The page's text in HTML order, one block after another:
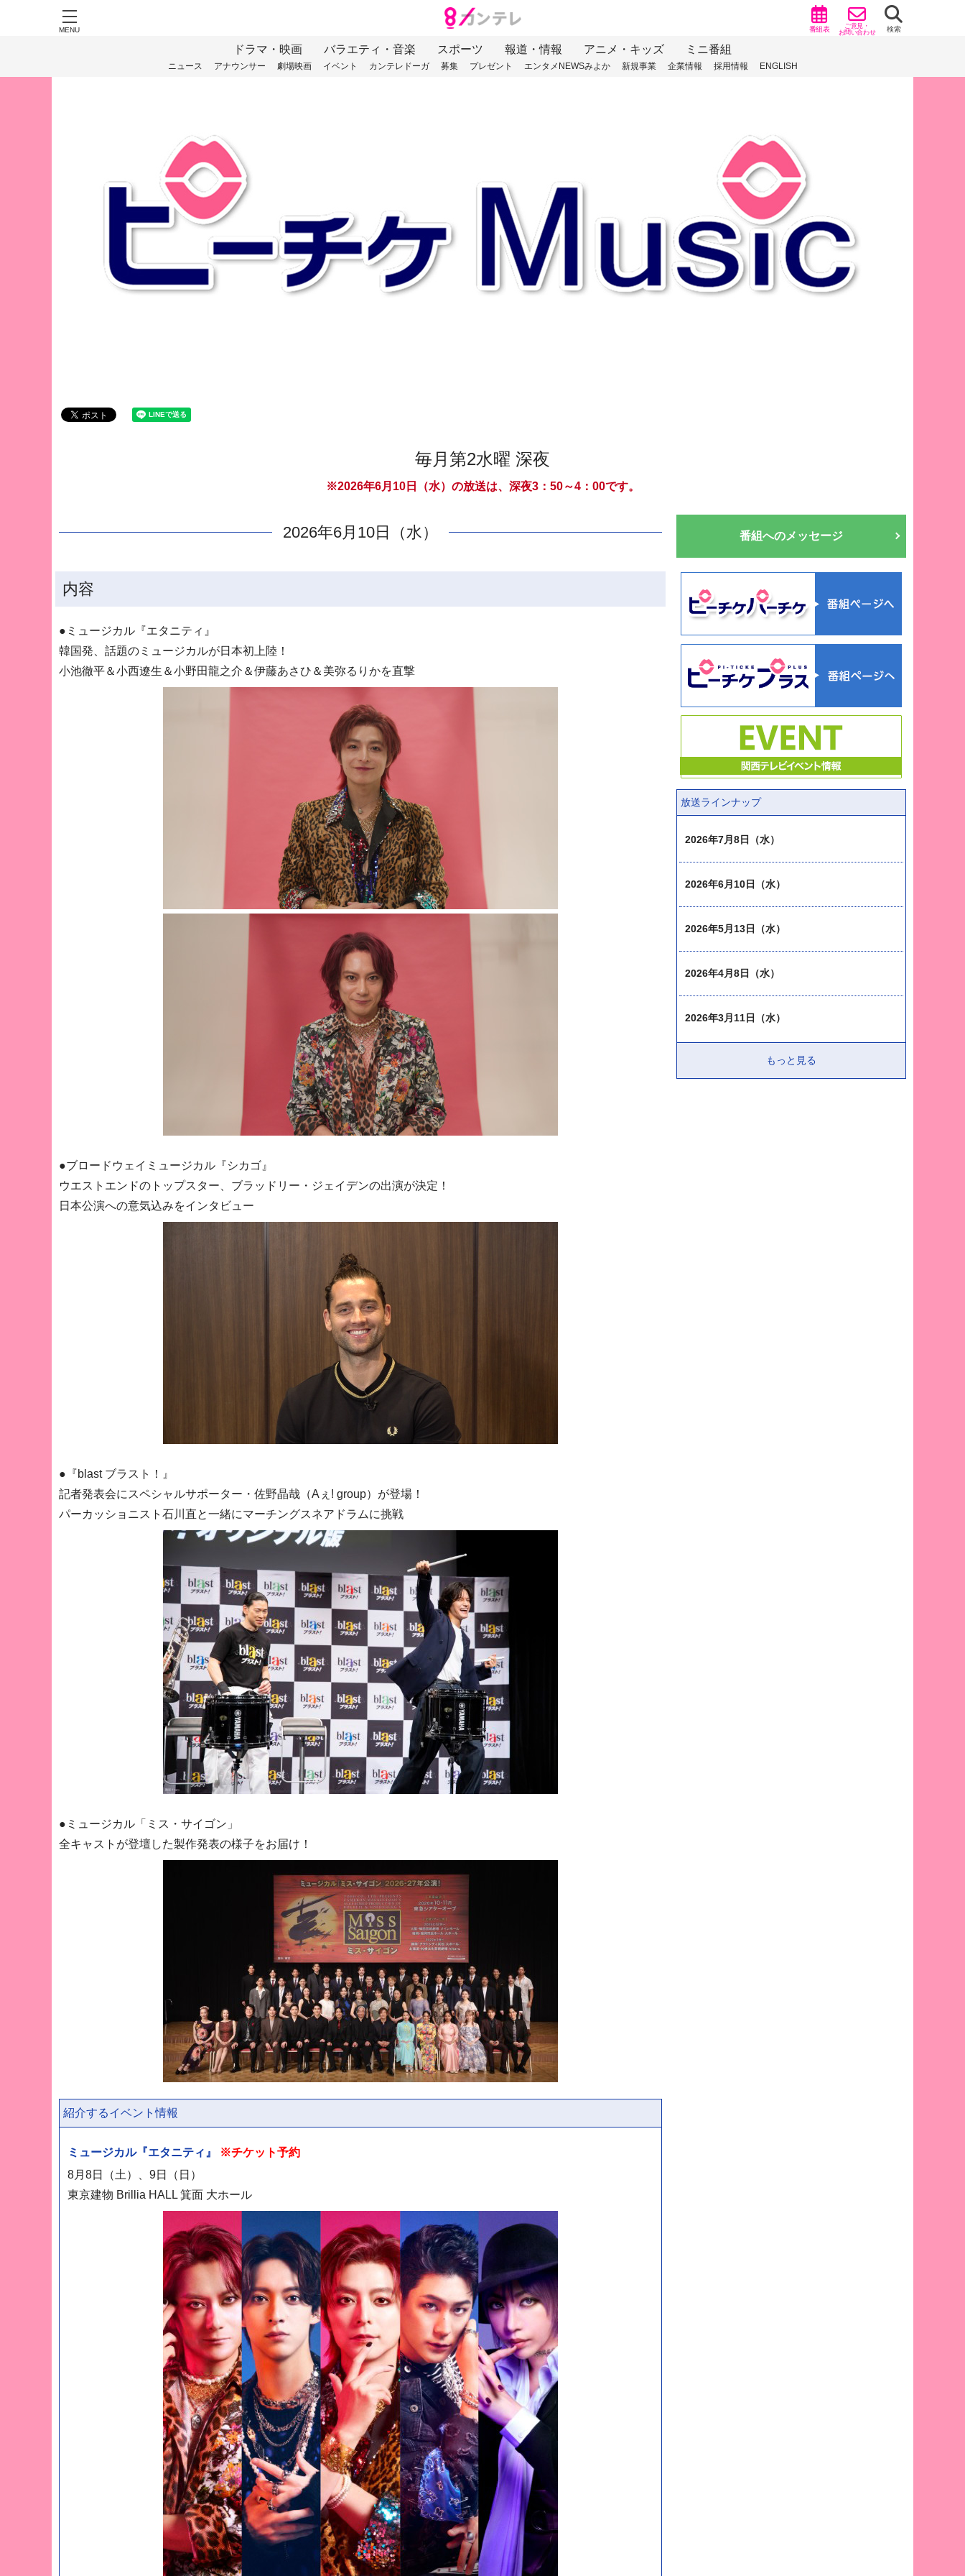
MENU 番組表 ご意見・
お問い合わせ 検索
ドラマ・映画 バラエティ・音楽 スポーツ 報道・情報 アニメ・キッズ ミニ番組
ニュース アナウンサー 劇場映画 イベント カンテレドーガ 募集 プレゼント エンタメNEWSみよか 新規事業 企業情報 採用情報 ENGLISH
毎月第2水曜 深夜
※2026年6月10日（水）の放送は、深夜3：50～4：00です。
2026年6月10日（水）
内容
●ミュージカル『エタニティ』
韓国発、話題のミュージカルが日本初上陸！
小池徹平＆小西遼生＆小野田龍之介＆伊藤あさひ＆美弥るりかを直撃
●ブロードウェイミュージカル『シカゴ』
ウエストエンドのトップスター、ブラッドリー・ジェイデンの出演が決定！
日本公演への意気込みをインタビュー
●『blast ブラスト！』
記者発表会にスペシャルサポーター・佐野晶哉（Aぇ! group）が登場！
パーカッショニスト石川直と一緒にマーチングスネアドラムに挑戦
●ミュージカル「ミス・サイゴン」
全キャストが登壇した製作発表の様子をお届け！
紹介するイベント情報
ミュージカル『エタニティ』
※チケット予約
8月8日（土）、9日（日）
東京建物 Brillia HALL 箕面 大ホール
番組へのメッセージ
放送ラインナップ
2026年7月8日（水）
2026年6月10日（水）
2026年5月13日（水）
2026年4月8日（水）
2026年3月11日（水）
もっと見る